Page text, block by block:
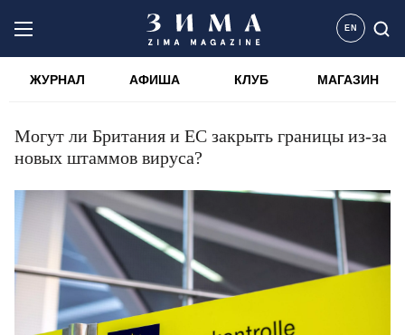
EN
ЖУРНАЛ АФИША КЛУБ МАГАЗИН
Могут ли Британия и ЕС закрыть границы из-за
новых штаммов вируса?